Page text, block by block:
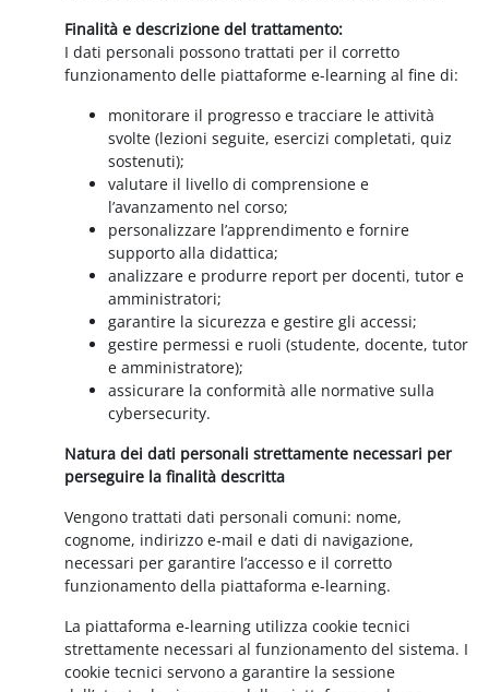
Finalità e descrizione del trattamento:
I dati personali possono trattati per il corretto
funzionamento delle piattaforme e-learning al fine di:
monitorare il progresso e tracciare le attività
svolte (lezioni seguite, esercizi completati, quiz
sostenuti);
valutare il livello di comprensione e
l’avanzamento nel corso;
personalizzare l’apprendimento e fornire
supporto alla didattica;
analizzare e produrre report per docenti, tutor e
amministratori;
garantire la sicurezza e gestire gli accessi;
gestire permessi e ruoli (studente, docente, tutor
e amministratore);
assicurare la conformità alle normative sulla
cybersecurity.
Natura dei dati personali strettamente necessari per
perseguire la finalità descritta
Vengono trattati dati personali comuni: nome,
cognome, indirizzo e-mail e dati di navigazione,
necessari per garantire l’accesso e il corretto
funzionamento della piattaforma e-learning.
La piattaforma e-learning utilizza cookie tecnici
strettamente necessari al funzionamento del sistema. I
cookie tecnici servono a garantire la sessione